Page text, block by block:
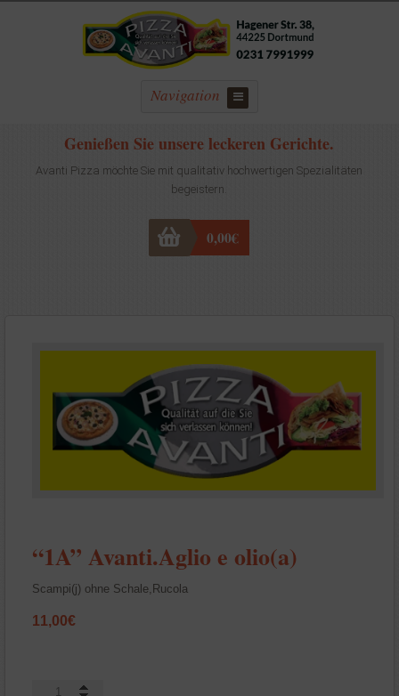
Navigation
Genießen Sie unsere leckeren Gerichte.
Avanti Pizza möchte Sie mit qualitativ hochwertigen Spezialitäten
begeistern.
0,00€
“1A” Avanti.Aglio e olio(a)
Scampi(j) ohne Schale,Rucola
11,00€